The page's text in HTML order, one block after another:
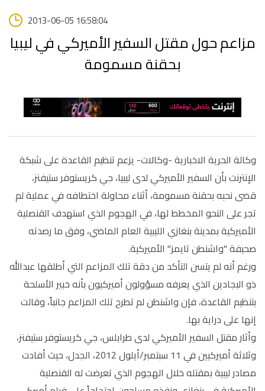
2013-06-05 16:58:04
مزاعم حول مقتل السفير الأميركي في ليبيا
بحقنة مسمومة
وكالة الحرية الاخبارية -وكالات- يزعم تنظيم القاعدة على شبكة
الإنترنت بأن السفير الأميركي لدى ليبيا، جي كريستوفر ستيفنز،
قضى نحبه بحقنة مسمومة، أثناء محاولة اختطافه في عملية لم
تجر على النحو المخطط لها، في الهجوم الذي استهدف القنصلية
الأميركية بمدينة بنغازي الليبية العام الماضي، وفق ما رصدته
صحيفة "واشنطن تايمز" الأميركية.
ورغم أنه لم يتسن التأكد من دقة تلك المزاعم التي أطلقها عبدالله
ذو البجادين الذي يعرفه مسؤولون أميركيون بأنه خبير الأسلحة
بتنظيم القاعدة، فإن واشنطن لم تطرح تلك المزاعم جانباً، وقالت
إنها على دراية بها.
وأثار مقتل السفير الأميركي لدى طرابلس، جي كريستوفر ستيفنز،
وثلاثة أميركيين في 11 سبتمبر/أيلول 2012، الجدل، حيث أفادت
مصادر ليبية بمقتله خلال الهجوم الذي تعرضت له القنصلية